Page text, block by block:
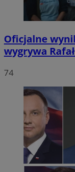
Oficjalne
wygrywa
74